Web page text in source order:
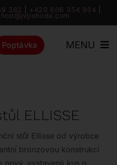
382 +420 606 354 934
Poptávka MENU
ELLISSE
stůl Ellisse od výrobce
bronzovou konstrukcí
nový, vystavený kus o